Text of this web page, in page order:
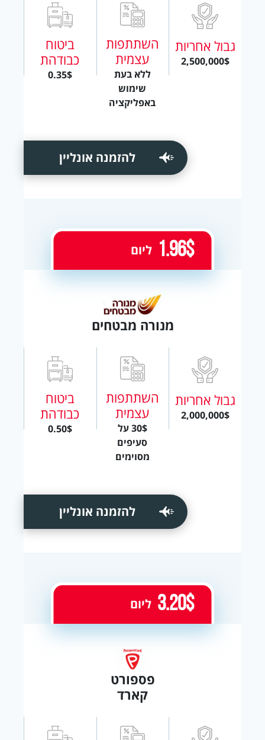
גבול אחריות
2,500,000$
השתתפות
עצמית
ללא בעת
שימוש
באפליקציה
ביטוח
כבודהת
0.35$
להזמנה אונליין
מנורה מבטחים
גבול אחריות
2,000,000$
השתתפות
עצמית
30$ על
סעיפים
מסוימים
ביטוח
כבודהת
0.50$
1.96$ ליום
להזמנה אונליין
פספורט
קארד
3.20$ ליום